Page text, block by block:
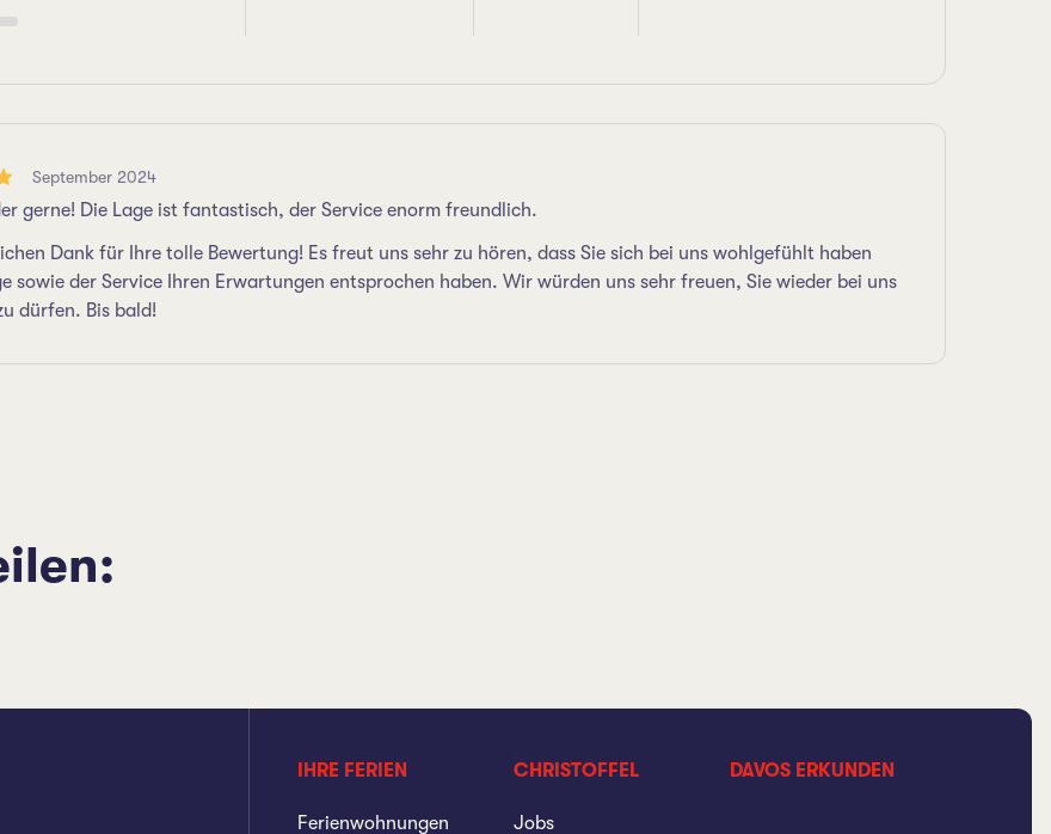
September 2024
gerne! Die Lage ist fantastisch, der Service enorm freundlich.
Dank für Ihre tolle Bewertung! Es freut uns sehr zu hören, dass Sie sich bei uns wohlgefühlt haben
sowie der Service Ihren Erwartungen entsprochen haben. Wir würden uns sehr freuen, Sie wieder bei uns
dürfen. Bis bald!
IHRE FERIEN
Ferienwohnungen
CHRISTOFFEL
Jobs
DAVOS ERKUNDEN